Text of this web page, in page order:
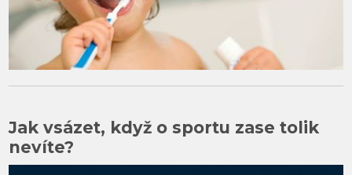
Jak vsázet, když o sportu zase tolik
nevíte?